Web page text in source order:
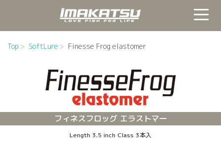
Top SoftLure Finesse Frog elastomer
フィネスフロッグ エラストマー
Length 3.5 inch Class 3本入